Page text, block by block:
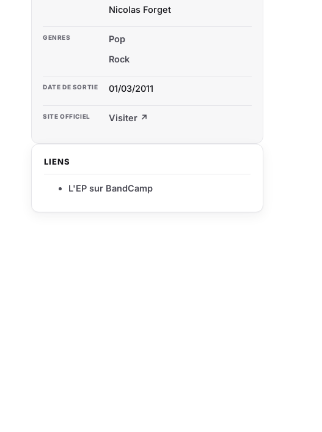
Nicolas Forget
GENRES
Pop
Rock
DATE DE SORTIE 01/03/2011
SITE OFFICIEL Visiter ↗
LIENS
L'EP sur BandCamp